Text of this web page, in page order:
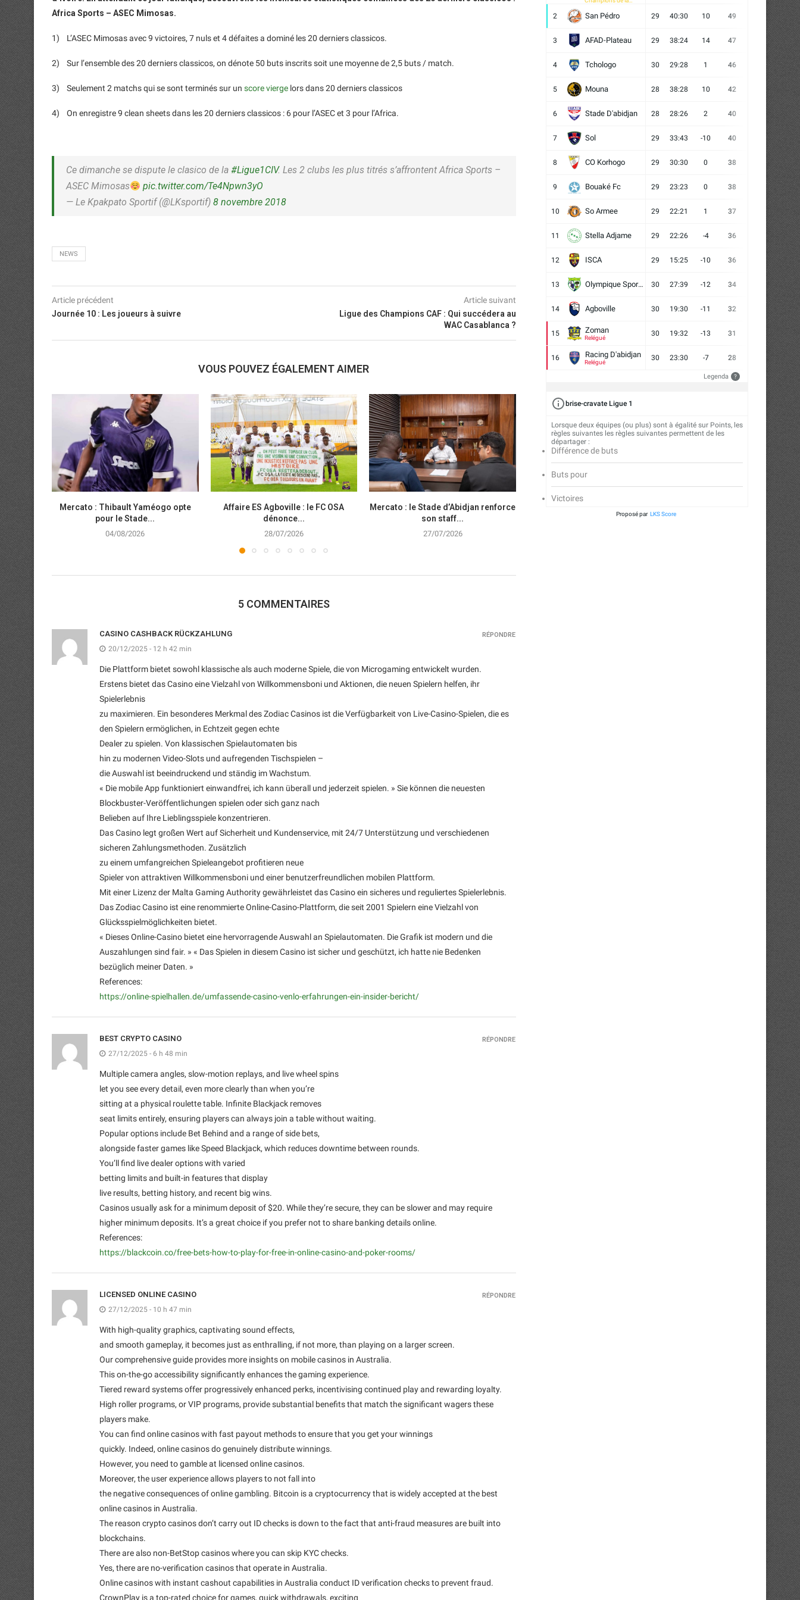
Africa Sports – ASEC Mimosas.
1) L’ASEC Mimosas avec 9 victoires, 7 nuls et 4 défaites a dominé les 20 derniers classicos.
2) Sur l’ensemble des 20 derniers classicos, on dénote 50 buts inscrits soit une moyenne de 2,5 buts / match.
3) Seulement 2 matchs qui se sont terminés sur un score vierge lors dans 20 derniers classicos
4) On enregistre 9 clean sheets dans les 20 derniers classicos : 6 pour l’ASEC et 3 pour l’Africa.
Ce dimanche se dispute le clasico de la #Ligue1CIV. Les 2 clubs les plus titrés s’affrontent Africa Sports –
ASEC Mimosas
pic.twitter.com/Te4Npwn3yO
— Le Kpakpato Sportif (@LKsportif) 8 novembre 2018
NEWS
Article précédent
Journée 10 : Les joueurs à suivre
Article suivant
Ligue des Champions CAF : Qui succédera au
WAC Casablanca ?
VOUS POUVEZ ÉGALEMENT AIMER
Mercato : Thibault Yaméogo opte
pour le Stade...
04/08/2026
Affaire ES Agboville : le FC OSA
dénonce...
28/07/2026
Mercato : le Stade d’Abidjan renforce
son staff...
27/07/2026
ASEC Mimosas et la soif
transmission
5 COMMENTAIRES
CASINO CASHBACK RÜCKZAHLUNG
20/12/2025 - 12 h 42 min
Die Plattform bietet sowohl klassische als auch moderne Spiele, die von Microgaming entwickelt wurden.
Erstens bietet das Casino eine Vielzahl von Willkommensboni und Aktionen, die neuen Spielern helfen, ihr
Spielerlebnis
zu maximieren. Ein besonderes Merkmal des Zodiac Casinos ist die Verfügbarkeit von Live-Casino-Spielen, die es
den Spielern ermöglichen, in Echtzeit gegen echte
Dealer zu spielen. Von klassischen Spielautomaten bis
hin zu modernen Video-Slots und aufregenden Tischspielen –
die Auswahl ist beeindruckend und ständig im Wachstum.
« Die mobile App funktioniert einwandfrei, ich kann überall und jederzeit spielen. » Sie können die neuesten
Blockbuster-Veröffentlichungen spielen oder sich ganz nach
Belieben auf Ihre Lieblingsspiele konzentrieren.
Das Casino legt großen Wert auf Sicherheit und Kundenservice, mit 24/7 Unterstützung und verschiedenen
sicheren Zahlungsmethoden. Zusätzlich
zu einem umfangreichen Spieleangebot profitieren neue
Spieler von attraktiven Willkommensboni und einer benutzerfreundlichen mobilen Plattform.
Mit einer Lizenz der Malta Gaming Authority gewährleistet das Casino ein sicheres und reguliertes Spielerlebnis.
Das Zodiac Casino ist eine renommierte Online-Casino-Plattform, die seit 2001 Spielern eine Vielzahl von
Glücksspielmöglichkeiten bietet.
« Dieses Online-Casino bietet eine hervorragende Auswahl an Spielautomaten. Die Grafik ist modern und die
Auszahlungen sind fair. » « Das Spielen in diesem Casino ist sicher und geschützt, ich hatte nie Bedenken
bezüglich meiner Daten. »
References:
https://online-spielhallen.de/umfassende-casino-venlo-erfahrungen-ein-insider-bericht/
RÉPONDRE
BEST CRYPTO CASINO
27/12/2025 - 6 h 48 min
Multiple camera angles, slow-motion replays, and live wheel spins
let you see every detail, even more clearly than when you’re
sitting at a physical roulette table. Infinite Blackjack removes
seat limits entirely, ensuring players can always join a table without waiting.
Popular options include Bet Behind and a range of side bets,
alongside faster games like Speed Blackjack, which reduces downtime between rounds.
You’ll find live dealer options with varied
betting limits and built-in features that display
live results, betting history, and recent big wins.
Casinos usually ask for a minimum deposit of $20. While they’re secure, they can be slower and may require
higher minimum deposits. It’s a great choice if you prefer not to share banking details online.
References:
https://blackcoin.co/free-bets-how-to-play-for-free-in-online-casino-and-poker-rooms/
RÉPONDRE
LICENSED ONLINE CASINO
27/12/2025 - 10 h 47 min
With high-quality graphics, captivating sound effects,
and smooth gameplay, it becomes just as enthralling, if not more, than playing on a larger screen.
Our comprehensive guide provides more insights on mobile casinos in Australia.
This on-the-go accessibility significantly enhances the gaming experience.
Tiered reward systems offer progressively enhanced perks, incentivising continued play and rewarding loyalty.
High roller programs, or VIP programs, provide substantial benefits that match the significant wagers these
players make.
You can find online casinos with fast payout methods to ensure that you get your winnings
quickly. Indeed, online casinos do genuinely distribute winnings.
However, you need to gamble at licensed online casinos.
Moreover, the user experience allows players to not fall into
the negative consequences of online gambling. Bitcoin is a cryptocurrency that is widely accepted at the best
online casinos in Australia.
The reason crypto casinos don’t carry out ID checks is down to the fact that anti-fraud measures are built into
blockchains.
There are also non-BetStop casinos where you can skip KYC checks.
Yes, there are no-verification casinos that operate in Australia.
Online casinos with instant cashout capabilities in Australia conduct ID verification checks to prevent fraud.
CrownPlay is a top-rated choice for games, quick withdrawals, exciting
RÉPONDRE
2 San Pédro 29 40:30 10 49 6
3 AFAD-Plateau 29 38:24 14 47
4 Tchologo 30 29:28 1 46 10
5 Mouna 28 38:28 10 42
6 Stade D'abidjan 28 28:26 2 40
7 Sol 29 33:43 -10 40
8 CO Korhogo 29 30:30 0 38 11
9 Bouaké Fc 29 23:23 0 38 9
10 So Armee 29 22:21 1 37
11 Stella Adjame 29 22:26 -4 36 11
12 ISCA 29 15:25 -10 36
13 Olympique Sport d'Abobo FC 30 27:39 -12 34 14
14 Agboville 30 19:30 -11 32
15 Zoman
Relégué
30 19:32 -13 31
16 Racing D'abidjan
Relégué
30 23:30 -7 28 10
Legenda ?
brise-cravate Ligue 1
Lorsque deux équipes (ou plus) sont à égalité sur Points, les
règles suivantes les règles suivantes permettent de les
départager :
Différence de buts
Buts pour
Victoires
Proposé par LKS Score